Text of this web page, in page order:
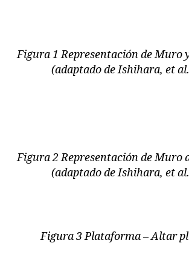
Figura 1 Representación de Muro
(adaptado de Ishihara, et
Figura 2 Representación de Muro
(adaptado de Ishihara, et
Figura 3 Plataforma – Altar